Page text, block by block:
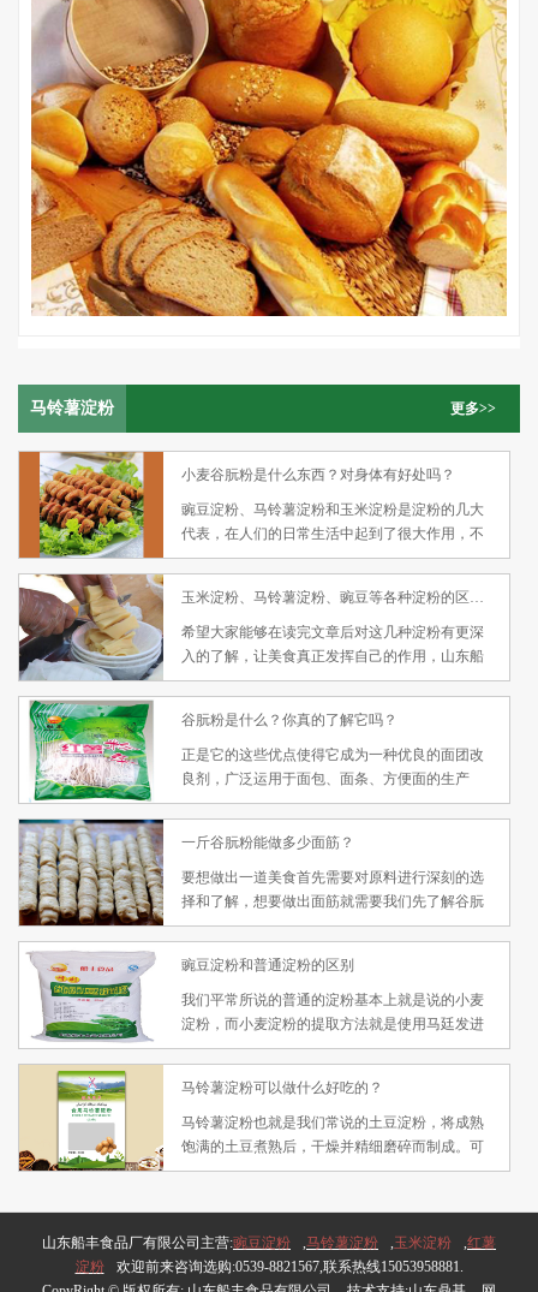
马铃薯淀粉 更多>>
小麦谷朊粉是什么东西？对身体有好处吗？
豌豆淀粉、马铃薯淀粉和玉米淀粉是淀粉的几大
代表，在人们的日常生活中起到了很大作用，不
论是主食、点心还是零食都少不了它们的存在，
粉这一产品却感到比较疑惑，不知道小麦谷朊粉
是什么东西？谷朊粉作用是什么？接下来山东船
丰食品有限公司就要和大家讨论一下小麦谷朊
粉。
玉米淀粉、马铃薯淀粉、豌豆等各种淀粉的区别远比你想的要大
希望大家能够在读完文章后对这几种淀粉有更深
入的了解，让美食真正发挥自己的作用，山东船
丰食品有限公司欢迎您的来电咨询，我们将用自
到来！
谷朊粉是什么？你真的了解它吗？
正是它的这些优点使得它成为一种优良的面团改
良剂，广泛运用于面包、面条、方便面的生产
中，也可做为肉类制品的保水剂，同时也是高档
植物蛋白质含量的有效方法。
一斤谷朊粉能做多少面筋？
要想做出一道美食首先需要对原料进行深刻的选
择和了解，想要做出面筋就需要我们先了解谷朊
粉的情况。谷朊粉厂家并不少，可是一家值得信
致，质量过关，的负责任的厂家，才能选购到放
心产品，才能做好面筋。
豌豆淀粉和普通淀粉的区别
我们平常所说的普通的淀粉基本上就是说的小麦
淀粉，而小麦淀粉的提取方法就是使用马廷发进
行的。从小麦中提取淀粉，过去使用的是发酵
围在淀粉颗粒周围的细胞被溶解而淀粉容易分
离。再说豌豆淀粉​的加工和小麦淀粉的加工就有
很多不同。
马铃薯淀粉可以做什么好吃的？
马铃薯淀粉也就是我们常说的土豆淀粉，将成熟
饱满的土豆煮熟后，干燥并精细磨碎而制成。可
以被用来作为增稠剂，也可以直接用来制作各种
东船丰食品有限公司就为您详细的介绍下马铃薯
淀粉可以用来做哪些美食？
山东船丰食品厂有限公司主营:豌豆淀粉 ,马铃薯淀粉 ,玉米淀粉 ,红薯
淀粉
欢迎前来咨询选购:0539-8821567,联系热线15053958881.